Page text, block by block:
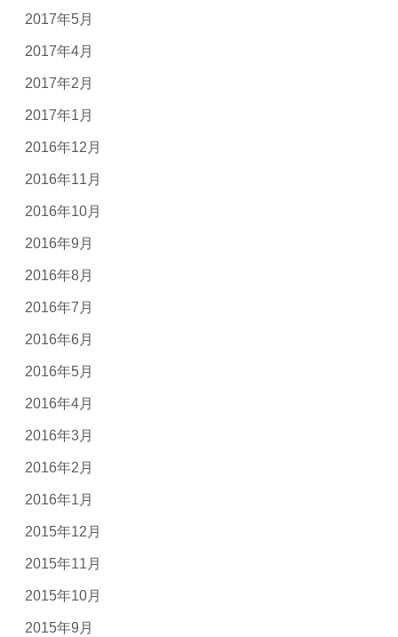
2017年5月
2017年4月
2017年2月
2017年1月
2016年12月
2016年11月
2016年10月
2016年9月
2016年8月
2016年7月
2016年6月
2016年5月
2016年4月
2016年3月
2016年2月
2016年1月
2015年12月
2015年11月
2015年10月
2015年9月